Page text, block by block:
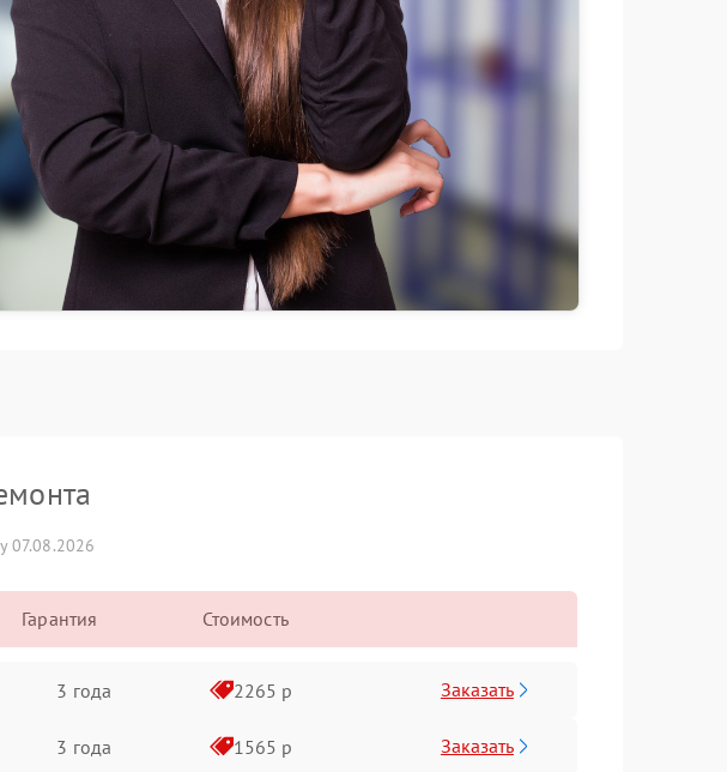
07.08.2026
Гарантия Стоимость
3 года 2265 р Заказать
3 года 1565 р Заказать